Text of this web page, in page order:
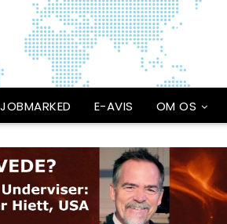
JOBMARKED E-AVIS OM OS